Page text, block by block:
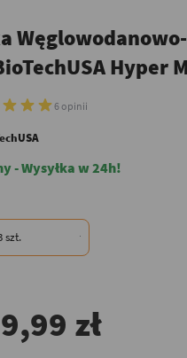
Hyper
6 opinii
- Wysyłka w 24h!
zł